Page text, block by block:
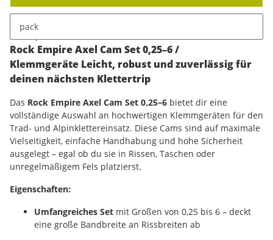
pack
Description
Rock Empire Axel Cam Set 0,25–6 /
Klemmgeräte Leicht, robust und zuverlässig für
deinen nächsten Klettertrip
Das Rock Empire Axel Cam Set 0,25–6 bietet dir eine
vollständige Auswahl an hochwertigen Klemmgeräten für den
Trad- und Alpinklettereinsatz. Diese Cams sind auf maximale
Vielseitigkeit, einfache Handhabung und hohe Sicherheit
ausgelegt – egal ob du sie in Rissen, Taschen oder
unregelmäßigem Fels platzierst.
Eigenschaften:
Umfangreiches Set mit Größen von 0,25 bis 6 – deckt
eine große Bandbreite an Rissbreiten ab